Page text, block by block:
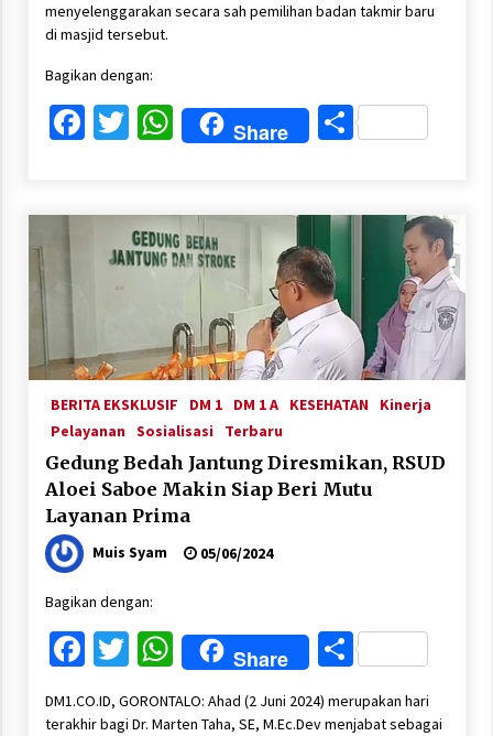
menyelenggarakan secara sah pemilihan badan takmir baru
di masjid tersebut.
Bagikan dengan:
Facebook
Twitter
WhatsApp
Share Share
BERITA EKSKLUSIF DM 1 DM 1 A KESEHATAN
Kinerja
Pelayanan Sosialisasi Terbaru
Gedung Bedah Jantung Diresmikan, RSUD
Aloei Saboe Makin Siap Beri Mutu
Layanan Prima
Muis Syam 05/06/2024
Bagikan dengan:
Facebook
Twitter
WhatsApp
Share Share
DM1.CO.ID, GORONTALO: Ahad (2 Juni 2024) merupakan hari
terakhir bagi Dr. Marten Taha, SE, M.Ec.Dev menjabat sebagai